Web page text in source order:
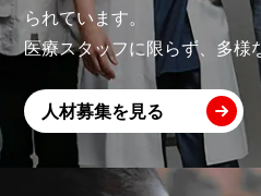
られています。
医療スタッフに限らず、多様
人材募集を見る